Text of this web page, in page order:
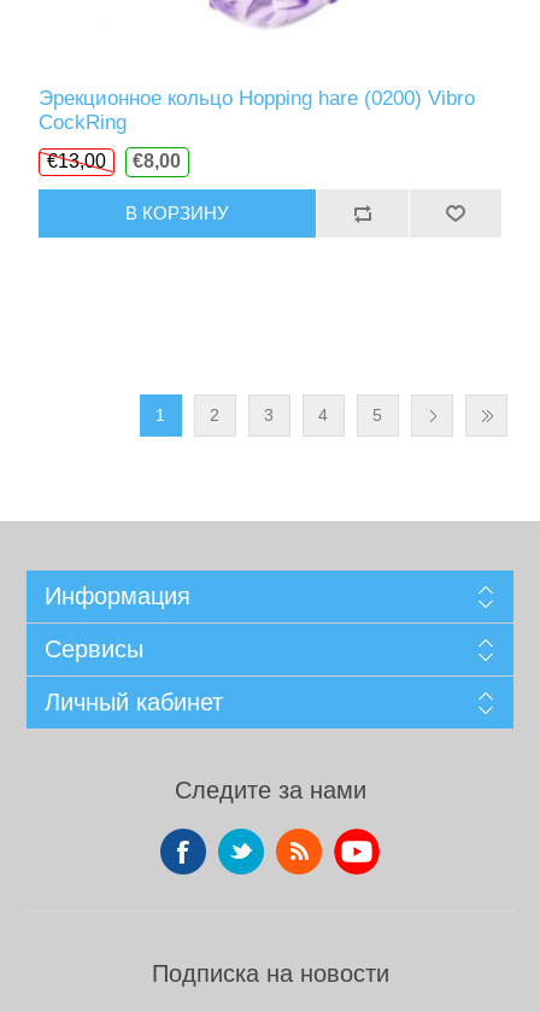
Эрекционное кольцо Hopping hare (0200) Vibro
CockRing
€13,00 €8,00
В КОРЗИНУ
1 2 3 4 5
Информация
Сервисы
Личный кабинет
Следите за нами
Подписка на новости